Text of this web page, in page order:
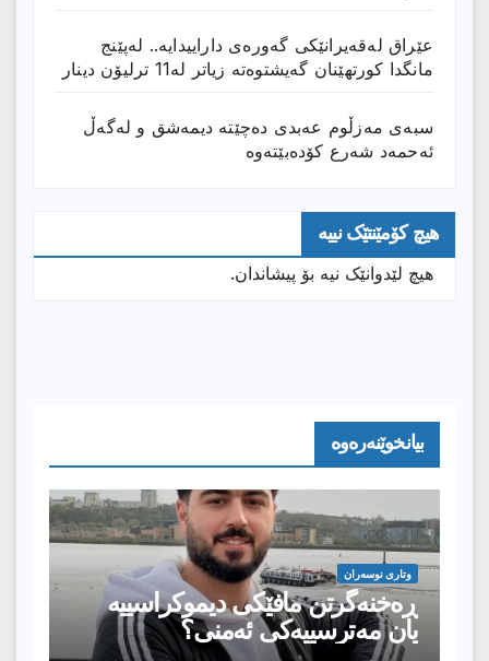
عێراق له‌قه‌یرانێكى گه‌وره‌ى داراییدایه‌.. له‌پێنج
مانگدا كورتهێنان گه‌یشتوه‌ته‌ زیاتر له‌11 ترلیۆن دینار
سبەی مەزڵوم عەبدی دەچێتە دیمەشق و لەگەڵ
ئەحمەد شەرع کۆدەبێتەوە
هیچ کۆمێنتێک نییە
هیچ لێدوانێک نیە بۆ پیشاندان.
بیانخوێنەرەوە
وتارى نوسەران
ڕەخنەگرتن مافێکی دیموکراسییە
یان مەترسییەکی ئەمنی؟